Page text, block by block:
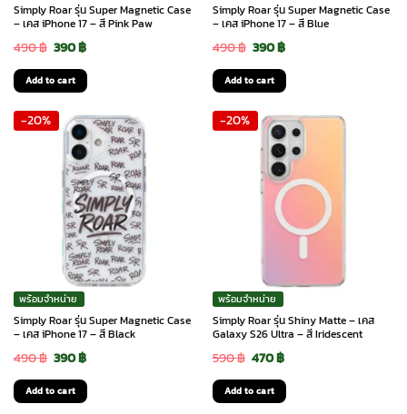
Simply Roar รุ่น Super Magnetic Case
– เคส iPhone 17 – สี Pink Paw
490฿ Original
price
was:
490 ฿.
390฿Current
price
390 ฿.
Add to cart
Simply Roar รุ่น Super Magnetic Case
– เคส iPhone 17 – สี Blue
490฿ Original
price
was:
490 ฿.
390฿Current
price
390 ฿.
Add to cart
-20%
พร้อมจำหน่าย
Simply Roar รุ่น Super Magnetic Case
– เคส iPhone 17 – สี Black
490฿ Original
price
was:
390฿Current
price
Add to cart
-20%
พร้อมจำหน่าย
Simply Roar รุ่น Shiny Matte – เคส
Galaxy S26 Ultra – สี Iridescent
590฿ Original
price
was:
470฿Current
price
is:
Add to cart